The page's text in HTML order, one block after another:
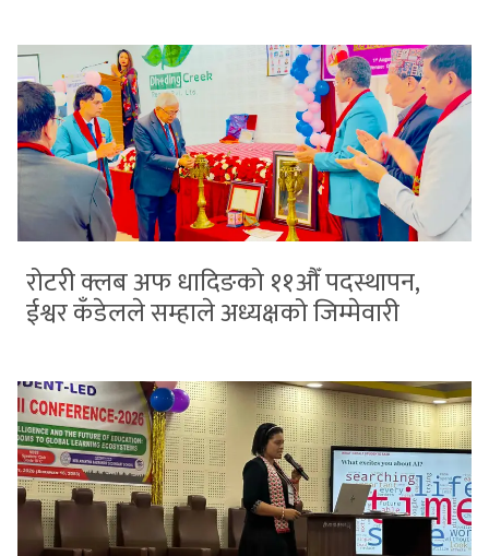
रोटरी क्लब अफ धादिङको ११औँ पदस्थापन,
ईश्वर कँडेलले सम्हाले अध्यक्षको जिम्मेवारी